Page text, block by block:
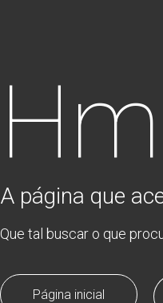
A página que
Que tal buscar o que
Página inicial